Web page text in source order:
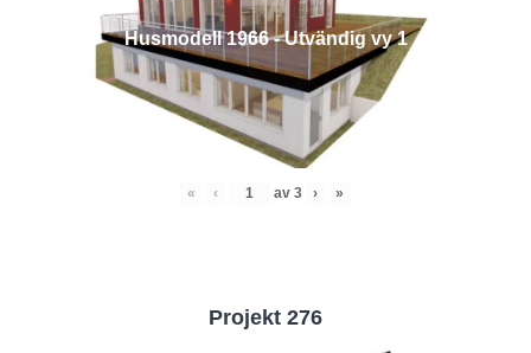
Husmodell 1966 - Utvändig vy 1
« ‹ av 3 › »
Projekt 276